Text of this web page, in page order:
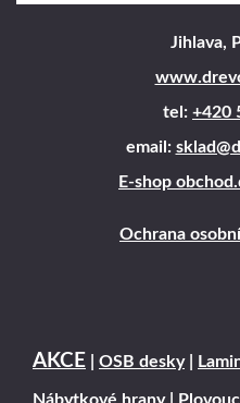
Jihlava,
tel: +420
email:
E-shop
Ochrana
AKCE OSB desky|
Nábytkové hrany|